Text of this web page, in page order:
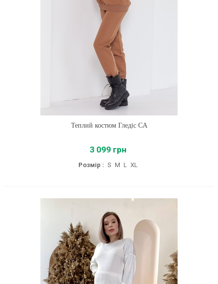
Теплий костюм Гледіс CA
3 099 грн
Розмір : S M L XL